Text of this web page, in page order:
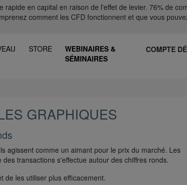
en capital en raison de l'effet de levier. 76% de
comment les CFD fonctionnent et que vous
STORE
WEBINAIRES &
SÉMINAIRES
COMPTE
GRAPHIQUES
agissent comme un aimant pour le prix du marché. Les
transactions s'effectue autour des chiffres ronds.
de les utiliser plus efficacement.